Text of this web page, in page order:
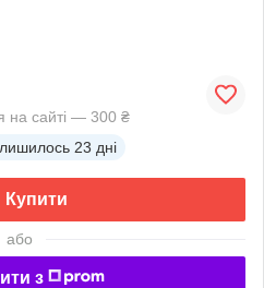
на сайті — 300 ₴
23 дні
Купити
або
з